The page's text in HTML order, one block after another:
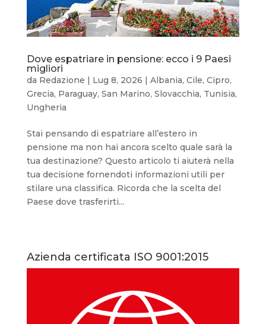
Dove espatriare in pensione: ecco i 9 Paesi
migliori
da Redazione | Lug 8, 2026 | Albania, Cile, Cipro,
Grecia, Paraguay, San Marino, Slovacchia, Tunisia,
Ungheria
Stai pensando di espatriare all’estero in
pensione ma non hai ancora scelto quale sarà la
tua destinazione? Questo articolo ti aiuterà nella
tua decisione fornendoti informazioni utili per
stilare una classifica. Ricorda che la scelta del
Paese dove trasferirti...
Azienda certificata ISO 9001:2015